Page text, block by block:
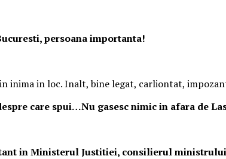
persoana importanta!
inima in loc. Inalt, bine legat, carliontat,
care spui…Nu gasesc nimic in afara de
in Ministerul Justitiei, consilierul